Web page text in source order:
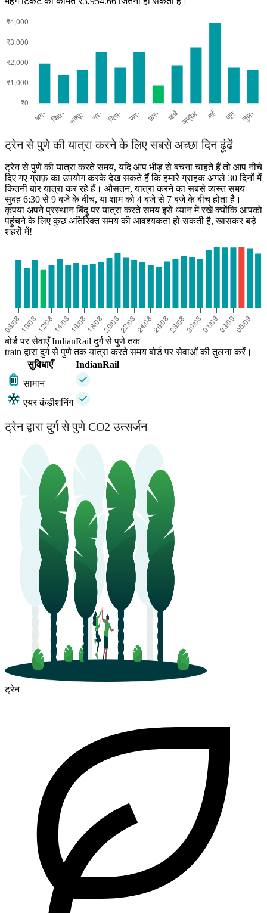
ट्रेन से पुणे की यात्रा करने के लिए सबसे अच्छा दिन ढूंढें
ट्रेन से पुणे की यात्रा करते समय, यदि आप भीड़ से बचना चाहते हैं तो आप नीचे
दिए गए ग्राफ़ का उपयोग करके देख सकते हैं कि हमारे ग्राहक अगले 30 दिनों में
कितनी बार यात्रा कर रहे हैं। औसतन, यात्रा करने का सबसे व्यस्त समय
सुबह 6:30 से 9 बजे के बीच, या शाम को 4 बजे से 7 बजे के बीच होता है।
कृपया अपने प्रस्थान बिंदु पर यात्रा करते समय इसे ध्यान में रखें क्योंकि आपको
पहुंचने के लिए कुछ अतिरिक्त समय की आवश्यकता हो सकती है, खासकर बड़े
शहरों में!
बोर्ड पर सेवाएँ IndianRail दुर्ग से पुणे तक
train द्वारा दुर्ग से पुणे तक यात्रा करते समय बोर्ड पर सेवाओं की तुलना करें।
सुविधाएँ
IndianRail
सामान
एयर कंडीशनिंग
ट्रेन द्वारा दुर्ग से पुणे CO2 उत्सर्जन
ट्रेन